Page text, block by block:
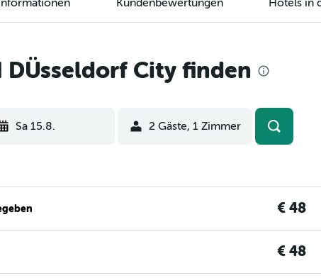
DÜsseldorf City finden
Sa 15.8. 2 Gäste, 1 Zimmer
€ 48
€ 48